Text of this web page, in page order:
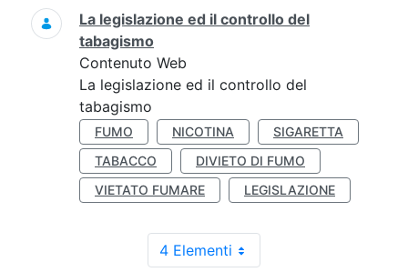
La legislazione ed il controllo del
tabagismo
Contenuto Web
La legislazione ed il controllo del
tabagismo
FUMO NICOTINA
SIGARETTA
TABACCO
DIVIETO DI FUMO
VIETATO FUMARE
LEGISLAZIONE
4 Elementi